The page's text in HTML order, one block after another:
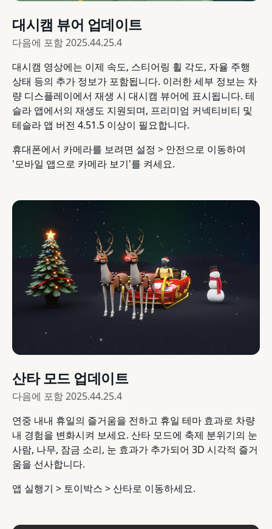
대시캠 뷰어 업데이트
다음에 포함2025.44.25.4
대시캠 영상에는 이제 속도, 스티어링 휠 각도, 자율 주행
상태 등의 추가 정보가 포함됩니다. 이러한 세부 정보는 차
량 디스플레이에서 재생 시 대시캠 뷰어에 표시됩니다. 테
슬라 앱에서의 재생도 지원되며, 프리미엄 커넥티비티 및
테슬라 앱 버전 4.51.5 이상이 필요합니다.
휴대폰에서 카메라를 보려면 설정 > 안전으로 이동하여
'모바일 앱으로 카메라 보기'를 켜세요.
산타 모드 업데이트
다음에 포함2025.44.25.4
연중 내내 휴일의 즐거움을 전하고 휴일 테마 효과로 차량
내 경험을 변화시켜 보세요. 산타 모드에 축제 분위기의 눈
사람, 나무, 잠금 소리, 눈 효과가 추가되어 3D 시각적 즐거
움을 선사합니다.
앱 실행기 > 토이박스 > 산타로 이동하세요.